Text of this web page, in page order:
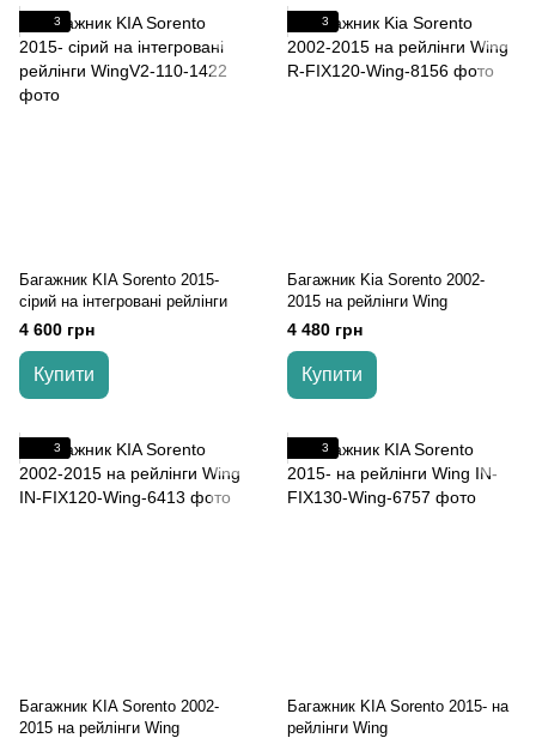
3
Багажник KIA Sorento 2015-
cірий на інтегровані рейлінги
4 600 грн
Купити
3
Багажник Kia Sorento 2002-
2015 на рейлінги Wing
4 480 грн
Купити
3
Багажник KIA Sorento 2002-
2015 на рейлінги Wing
3
Багажник KIA Sorento 2015- на
рейлінги Wing